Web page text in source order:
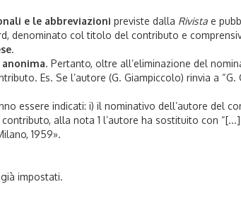
e le abbreviazioni previste dalla Rivista e
denominato col titolo del contributo e
.
. Pertanto, oltre all’eliminazione del
Es. Se l’autore (G. Giampiccolo) rinvia a “G.
essere indicati: i) il nominativo dell’autore del
alla nota 1 l’autore ha sostituito con
1959».
impostati.